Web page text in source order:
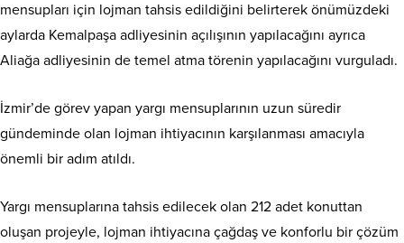
mensupları için lojman tahsis edildiğini belirterek önümüzdeki
aylarda Kemalpaşa adliyesinin açılışının yapılacağını ayrıca
Aliağa adliyesinin de temel atma törenin yapılacağını vurguladı.
İzmir’de görev yapan yargı mensuplarının uzun süredir
gündeminde olan lojman ihtiyacının karşılanması amacıyla
önemli bir adım atıldı.
Yargı mensuplarına tahsis edilecek olan 212 adet konuttan
oluşan projeyle, lojman ihtiyacına çağdaş ve konforlu bir çözüm